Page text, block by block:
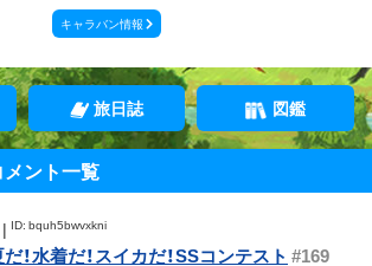
キャラバン情報
旅日誌 図鑑
ント一覧
| ID: bquh5bwvxkni
だ！水着だ！スイカだ！SSコンテスト #169